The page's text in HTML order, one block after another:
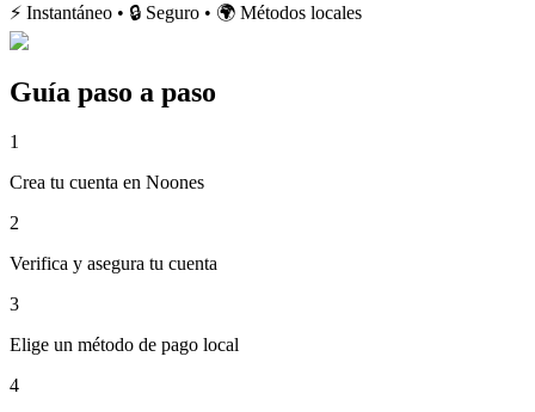
⚡ Instantáneo • 🔒 Seguro • 🌍 Métodos locales
Guía paso a paso
1
Crea tu cuenta en Noones
2
Verifica y asegura tu cuenta
3
Elige un método de pago local
4